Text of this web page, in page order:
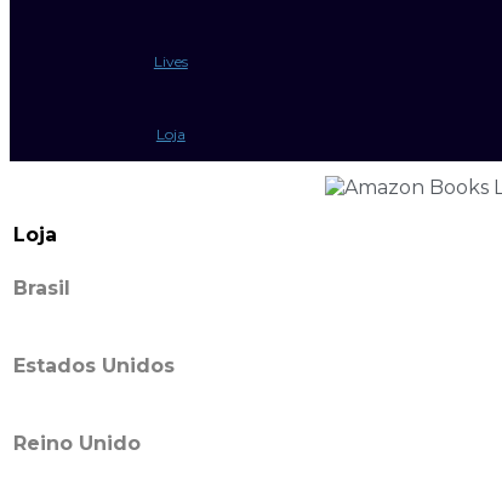
Lives
Loja
Loja
Brasil
Estados Unidos
Reino Unido